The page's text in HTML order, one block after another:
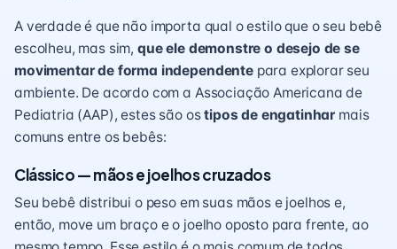
A verdade é que não importa qual o estilo que o seu bebê
escolheu, mas sim, que ele demonstre o desejo de se
movimentar de forma independentepara explorar seu
ambiente. De acordo com a Associação Americana de
Pediatria (AAP), estes são ostipos de engatinhar mais
comuns entre os bebês:
Clássico — mãos e joelhos cruzados
Seu bebê distribui o peso em suas mãos e joelhos e,
então, move um braço e o joelho oposto para frente, ao